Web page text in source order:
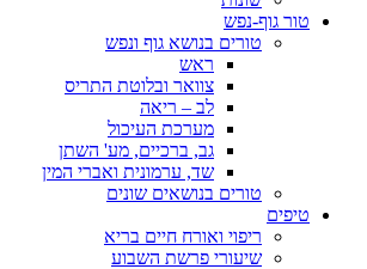
טור גוף-נפש
טורים בנושא גוף ונפש
ראש
צוואר ובלוטת התריס
לב – ריאה
מערכת העיכול
גב, ברכיים, מע' השתן
שד, ערמונית ואברי המין
טורים בנושאים שונים
טיפים
ריפוי ואורח חיים בריא
שיעורי פרשת השבוע